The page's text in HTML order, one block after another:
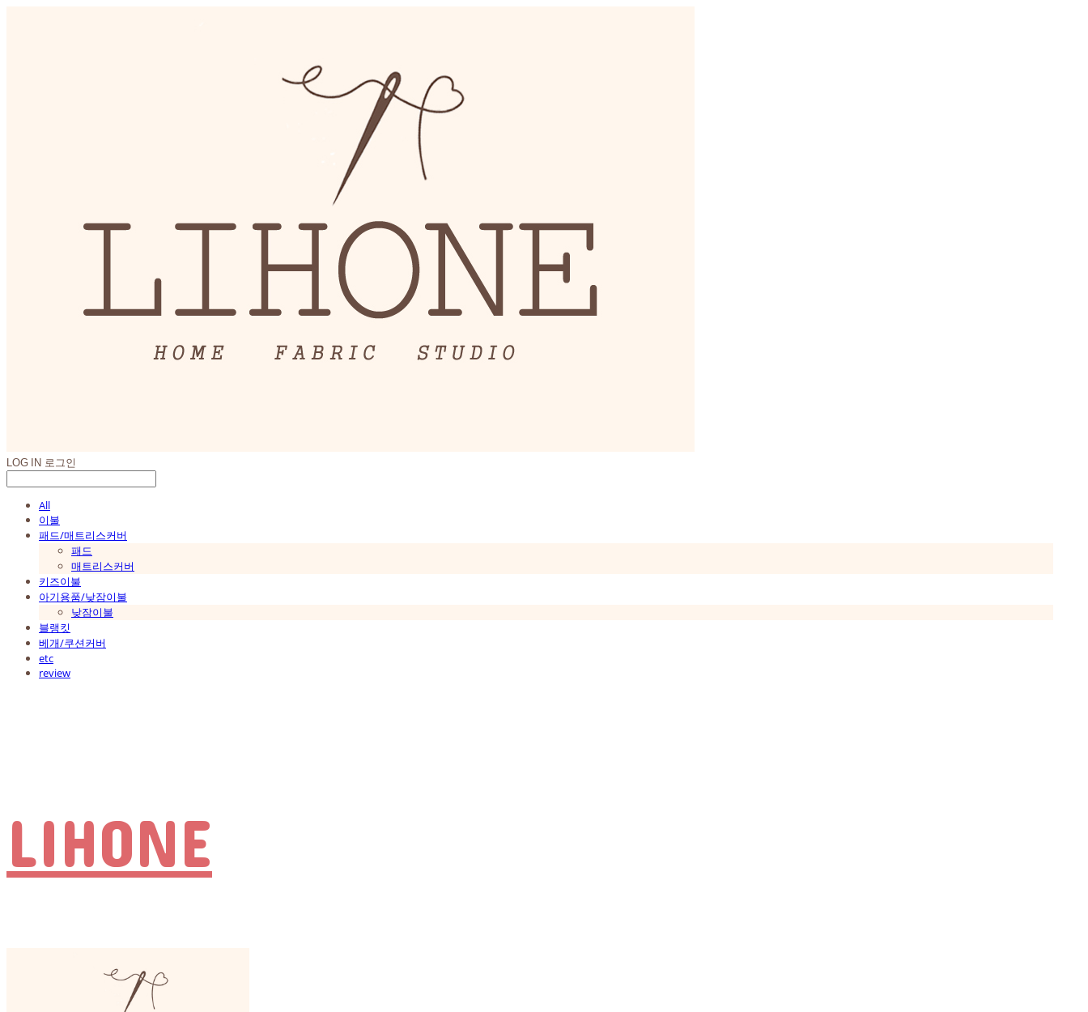
LOG IN 로그인
All
이불
패드/매트리스커버
패드
매트리스커버
키즈이불
아기용품/낮잠이불
낮잠이불
블랭킷
베개/쿠션커버
etc
review
LIHONE